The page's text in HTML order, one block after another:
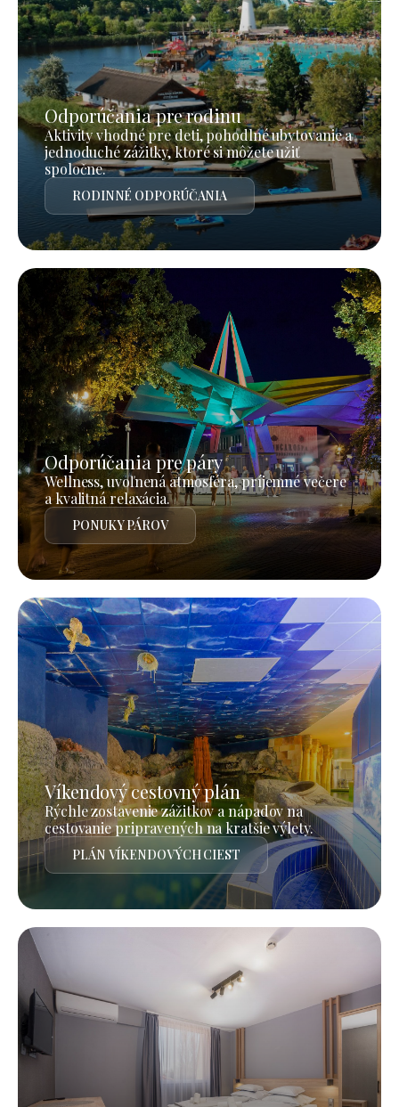
Odporúčania pre rodinu
Aktivity vhodné pre deti, pohodlné ubytovanie a
jednoduché zážitky, ktoré si môžete užiť
spoločne.
RODINNÉ ODPORÚČANIA
Odporúčania pre páry
Wellness, uvoľnená atmosféra, príjemné večere
a kvalitná relaxácia.
PONUKY PÁROV
Víkendový cestovný plán
Rýchle zostavenie zážitkov a nápadov na
cestovanie pripravených na kratšie výlety.
PLÁN VÍKENDOVÝCH CIEST